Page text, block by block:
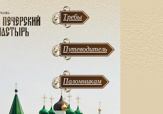
Требы
Путеводитель
Паломникам